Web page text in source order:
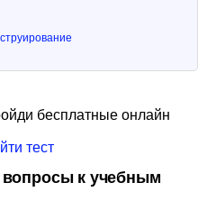
бесплатные онлайн
тест
к учебным